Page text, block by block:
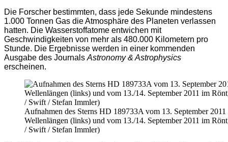
Die Forscher bestimmten, dass jede Sekunde mindestens
1.000 Tonnen Gas die Atmosphäre des Planeten verlassen
hatten. Die Wasserstoffatome entwichen mit
Geschwindigkeiten von mehr als 480.000 Kilometern pro
Stunde. Die Ergebnisse werden in einer kommenden
Ausgabe des Journals Astronomy & Astrophysics
erscheinen.
Aufnahmen des Sterns HD 189733A vom 13. September
Wellenlängen (links) und vom 13./14. September 2011 im
/ Swift / Stefan Immler)